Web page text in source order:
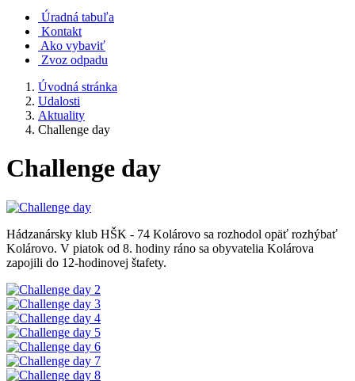
Úradná tabuľa
Kontakt
Ako vybaviť
Zvoz odpadu
Úvodná stránka
Udalosti
Aktuality
Challenge day
Challenge day
Hádzanársky klub HŠK - 74 Kolárovo sa rozhodol opäť rozhýbať
Kolárovo. V piatok od 8. hodiny ráno sa obyvatelia Kolárova
zapojili do 12-hodinovej štafety.